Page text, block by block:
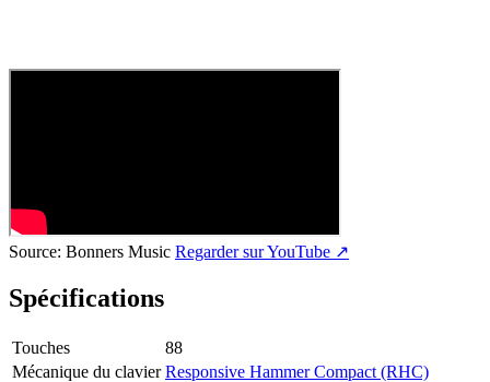
Source: Bonners Music Regarder sur YouTube ↗
Spécifications
Touches
88
Mécanique du clavier Responsive Hammer Compact (RHC)